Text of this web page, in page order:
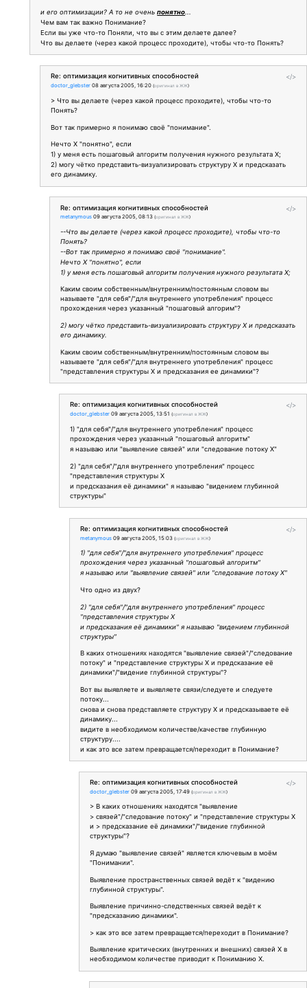
и его оптимизации? А то не оченьпонятно
Чем вам так важно Понимание?
Если вы уже что-то Поняли, что вы с этим делаете далее?
Что вы делаете (через какой процесс проходите), чтобы что-то Понять?
</>
Re: оптимизация когнитивных способностей
doctor_glebster 08 августа 2005, 16:20 (оригинал в ЖЖ)
> Что вы делаете (через какой процесс проходите), чтобы что-то
Понять?
Вот так примерно я понимаю своё "понимание".
Нечто Х "понятно", если
1) у меня есть пошаговый алгоритм получения нужного результата Х;
2) могу чётко представить-визуализировать структуру Х и предсказать
его динамику.
</>
Re: оптимизация когнитивных способностей
metanymous 09 августа 2005, 08:13 (оригинал в ЖЖ)
--Что вы делаете (через какой процесс проходите), чтобы что-то
Понять?
--Вот так примерно я понимаю своё "понимание".
Нечто Х "понятно", если
1) у меня есть пошаговый алгоритм получения нужного результата Х;
Каким своим собственным/внутренним/постоянным словом вы
называете "для себя"/"для внутреннего употребления" процесс
прохождения через указанный "пошаговый алгорим"?
2) могу чётко представить-визуализировать структуру Х и предсказать
его динамику.
Каким своим собственным/внутренним/постоянным словом вы
называете "для себя"/"для внутреннего употребления" процесс
"представления структуры Х и предсказания ее динамики"?
</>
Re: оптимизация когнитивных способностей
doctor_glebster 09 августа 2005, 13:51 (оригинал в ЖЖ)
1) "для себя"/"для внутреннего употребления" процесс
прохождения через указанный "пошаговый алгоритм"
я называю или "выявление связей" или "следование потоку Х"
2) "для себя"/"для внутреннего употребления" процесс
"представления структуры Х
и предсказания её динамики" я называю "видением глубинной
структуры"
</>
Re: оптимизация когнитивных способностей
metanymous 09 августа 2005, 15:03 (оригинал в ЖЖ)
1) "для себя"/"для внутреннего употребления" процесс
прохождения через указанный "пошаговый алгоритм"
я называю или "выявление связей" или "следование потоку Х"
Что одно из двух?
2) "для себя"/"для внутреннего употребления" процесс
"представления структуры Х
и предсказания её динамики" я называю "видением глубинной
структуры"
В каких отношениях находятся "выявление связей"/"следование
потоку" и "представление структуры Х и предсказание её
динамики"/"видение глубинной структуры"?
Вот вы выявляете и выявляете связи/следуете и следуете
потоку...
снова и снова представляете структуру Х и предсказываете её
динамику...
видите в необходимом количестве/качестве глубинную
структуру....
и как это все затем превращается/переходит в Понимание?
</>
Re: оптимизация когнитивных способностей
doctor_glebster 09 августа 2005, 17:49 (оригинал в ЖЖ)
> В каких отношениях находятся "выявление
> связей"/"следование потоку" и "представление структуры Х
и > предсказание её динамики"/"видение глубинной
структуры"?
Я думаю "выявление связей" является ключевым в моём
"Понимании".
Выявление пространственных связей ведёт к "видению
глубинной структуры".
Выявление причинно-следственных связей ведёт к
"предсказанию динамики".
> как это все затем превращается/переходит в Понимание?
Выявление критических (внутренних и внешних) связей X в
необходимом количестве приводит к Пониманию X.